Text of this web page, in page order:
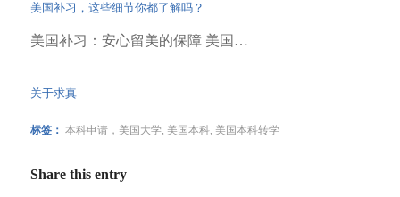
美国补习，这些细节你都了解吗？
美国补习：安心留美的保障 美国…
关于求真
标签： 本科申请，美国大学, 美国本科, 美国本科转学
Share this entry